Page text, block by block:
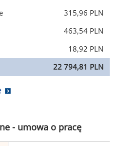
315,96 PLN
463,54 PLN
18,92 PLN
22 794,81 PLN
- umowa o pracę